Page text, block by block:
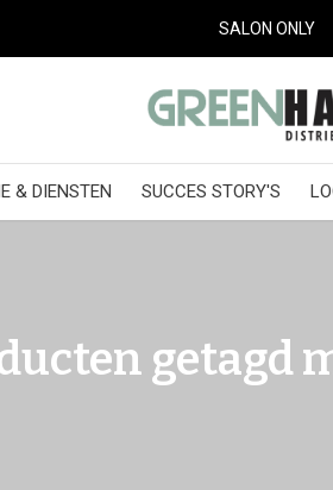
& DIENSTEN SUCCES STORY'S
SALON ONLY
getagd